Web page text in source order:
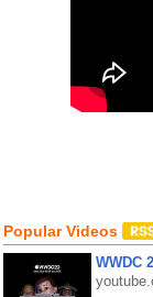
Popular Videos
WWDC